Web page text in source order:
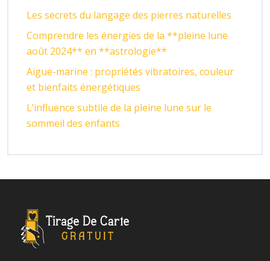
Les secrets du langage des pierres naturelles
Comprendre les énergies de la **pleine lune
août 2024** en **astrologie**
Aigue-marine : propriétés vibratoires, couleur
et bienfaits énergétiques
L’influence subtile de la pleine lune sur le
sommeil des enfants